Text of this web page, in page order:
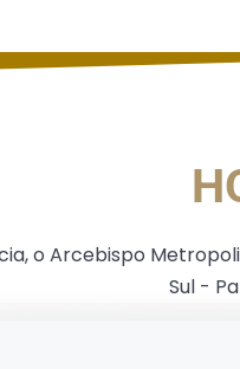
o Arcebispo
Sul -